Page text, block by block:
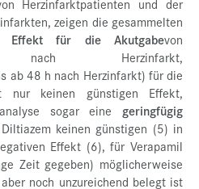
Herzinfarktpatienten und der
zeigen die gesammelten
Effekt für die Akutgabevon
nach Herzinfarkt,
ab 48 h nach Herzinfarkt) für die
nur keinen günstigen Effekt,
sogar eine geringfügig
keinen günstigen (5) in
Effekt (6), für Verapamil
Zeit gegeben) möglicherweise
noch unzureichend belegt ist